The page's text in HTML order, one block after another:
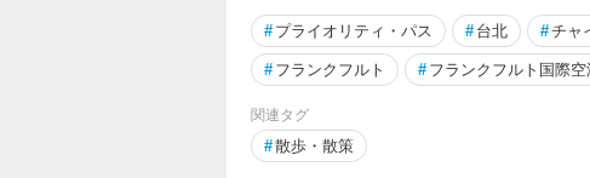
# プライオリティ・パス # 台北 #チャ
# フランクフルト # フランクフルト国際空
関連タグ
#散歩・散策